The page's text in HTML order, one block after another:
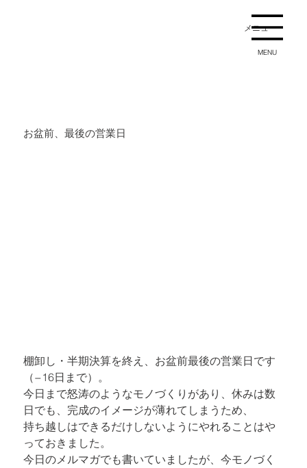
メニュー
MENU
お盆前、最後の営業日
棚卸し・半期決算を終え、お盆前最後の営業日です
（−16日まで）。
今日まで怒涛のようなモノづくりがあり、休みは数
日でも、完成のイメージが薄れてしまうため、
持ち越しはできるだけしないようにやれることはや
っておきました。
今日のメルマガでも書いていましたが、今モノづく